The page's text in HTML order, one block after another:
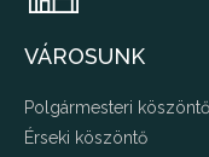
VÁROSUNK
Polgármesteri köszöntő
Érseki köszöntő